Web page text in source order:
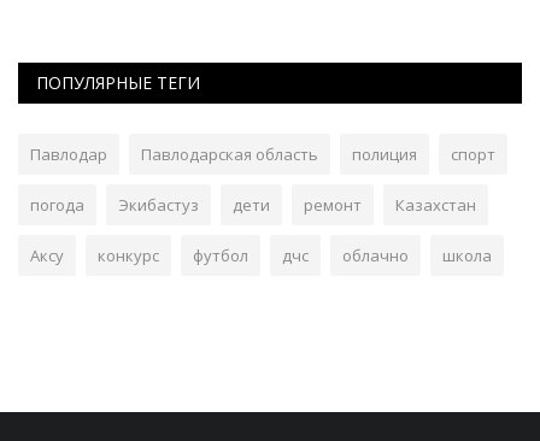
ПОПУЛЯРНЫЕ ТЕГИ
Павлодар Павлодарская область полиция спорт
погода Экибастуз дети ремонт Казахстан
Аксу конкурс футбол дчс облачно школа